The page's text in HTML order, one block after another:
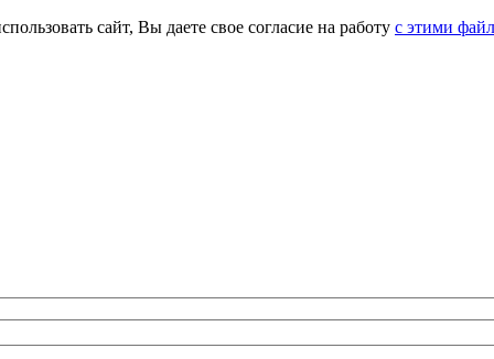
сайт, Вы даете свое согласие на работу с этими